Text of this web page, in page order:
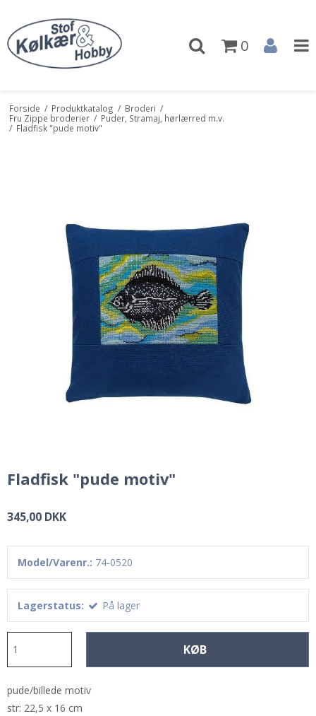
0
Forside / Produktkatalog / Broderi /
Fru Zippe broderier / Puder, Stramaj, hørlærred m.v.
/ Fladfisk "pude motiv"
Fladfisk "pude motiv"
345,00 DKK
Model/Varenr.: 74-0520
Lagerstatus: På lager
KØB
pude/billede motiv
str: 22,5 x 16 cm